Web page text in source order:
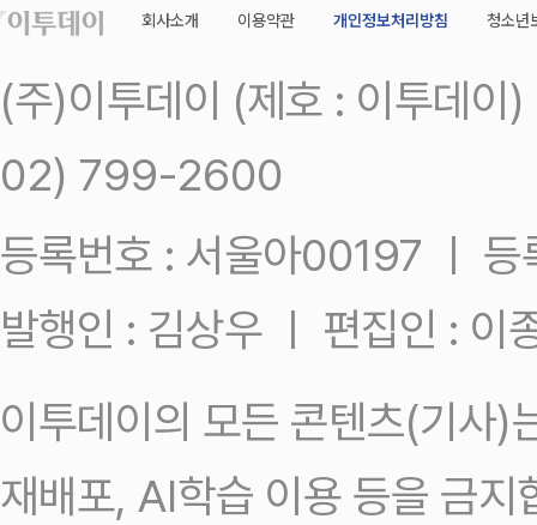
회사소개 이용약관 개인정보처리방침 청소년
(주)이투데이 (제호 : 이투데
02) 799-2600
등록번호 : 서울아00197 ㅣ
발행인 : 김상우 ㅣ 편집인 : 이
이투데이의 모든 콘텐츠(기사)
재배포, AI학습 이용 등을 금지